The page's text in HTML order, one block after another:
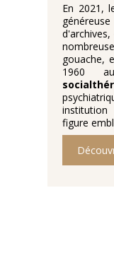
En 2021,
gouache,
1960
institution
figure